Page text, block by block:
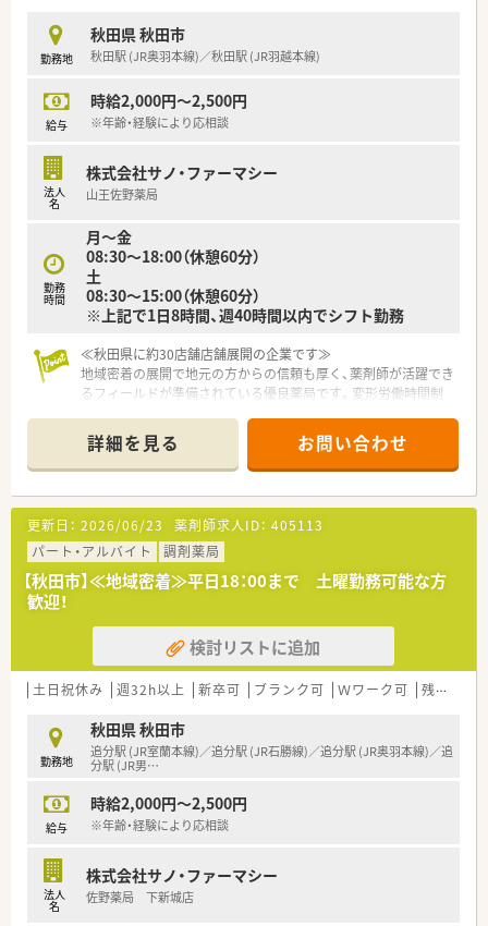
勤務地
秋田県 秋田市
秋田駅 (JR奥羽本線)／秋田駅 (JR羽越本線)
給与
時給2,000円～2,500円
※年齢・経験により応相談
法人
名
株式会社サノ・ファーマシー
山王佐野薬局
勤務
時間
月～金
08:30～18:00（休憩60分）
土
08:30～15:00（休憩60分）
※上記で1日8時間、週40時間以内でシフト勤務
≪秋田県に約30店舗店舗展開の企業です≫
地域密着の展開で地元の方からの信頼も厚く、薬剤師が活躍でき
るフィールドが準備されている優良薬局です。変形労働時間制
≪ワークライフバランスを大切にできます≫
現在在籍する薬剤師の6割が女性と、女性活躍中の企業様です。
地域の皆様の健康増進のお手伝いを担う薬剤師として活躍した
い、プライベート充実も図りたい方にはオススメの求人です。♪
≪こんな店舗です≫
近隣にある複数の病院・クリニックから処方箋が来ています。患
者の年齢層はお年寄りから子供まで幅広く、様々な経験を積むこ
詳細を見る お問い合わせ
更新日： 2026/06/23 薬剤師求人ID： 405113
パート・アルバイト
調剤薬局
【秋田市】≪地域密着≫平日18：00まで 土曜勤務可能な方
歓迎！
検討リストに追加
土日祝休み 週32h以上 新卒可 ブランク可 Ｗワーク可 残業なし(ほぼなし含む)
勤務地
秋田県 秋田市
追分駅 (JR室蘭本線)／追分駅 (JR石勝線)／追分駅 (JR奥羽本線)／追
分駅 (JR男…
給与
時給2,000円～2,500円
※年齢・経験により応相談
法人
名
株式会社サノ・ファーマシー
佐野薬局 下新城店